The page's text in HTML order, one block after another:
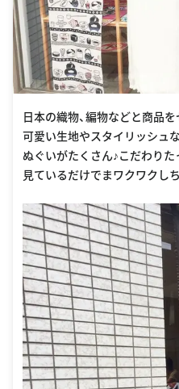
日本の織物、編物などと商品
可愛い生地やスタイリッシュ
ぬぐいがたくさん♪こだわりた
見ているだけでまワクワクし